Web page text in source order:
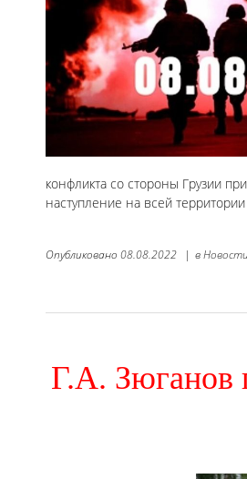
конфликта со стороны Грузии
наступление на всей
Опубликовано 08.08.2022 | в
Г.А. Зюганов